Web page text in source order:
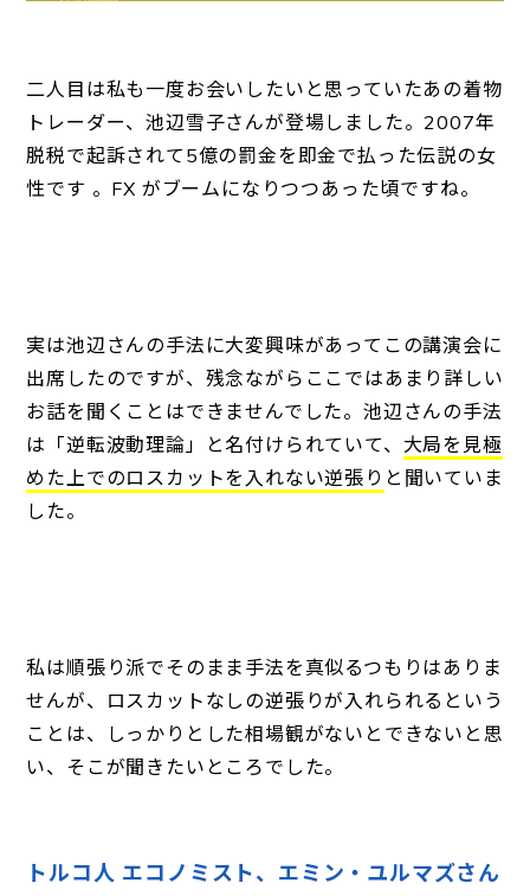
二人目は私も一度お会いしたいと思っていたあの着物
トレーダー、池辺雪子さんが登場しました。2007年
脱税で起訴されて5億の罰金を即金で払った伝説の女
性です 。FX がブームになりつつあった頃ですね。
実は池辺さんの手法に大変興味があってこの講演会に
出席したのですが、残念ながらここではあまり詳しい
お話を聞くことはできませんでした。池辺さんの手法
は「逆転波動理論」と名付けられていて、 大局を見極
めた上でのロスカットを入れない逆張り と聞いていま
した。
私は順張り派でそのまま手法を真似るつもりはありま
せんが、ロスカットなしの逆張りが入れられるという
ことは、しっかりとした相場観がないとできないと思
い、そこが聞きたいところでした。
トルコ人 エコノミスト、エミン・ユルマズさん